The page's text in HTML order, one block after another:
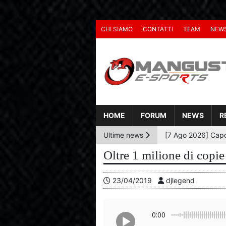
CHI SIAMO CONTATTI TEAM
HOME FORUM NEWS
Ultime news
Oltre 1 milione di
23/04/2019 djlegend
0:00